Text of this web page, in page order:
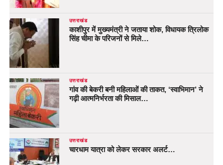
उत्तराखंड
काशीपुर में मुख्यमंत्री ने जताया शोक, विधायक त्रिलोक
सिंह चीमा के परिजनों से मिले…
उत्तराखंड
गांव की बेकरी बनी महिलाओं की ताकत, ‘स्वाभिमान’ ने
गढ़ी आत्मनिर्भरता की मिसाल…
उत्तराखंड
चारधाम यात्रा को लेकर सरकार अलर्ट…